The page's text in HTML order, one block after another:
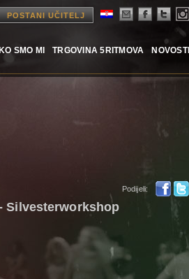
POSTANI UČITELJ
SMO MI TRGOVINA 5RITMOVA NOVOSTI
Podijeli:
Silvesterworkshop